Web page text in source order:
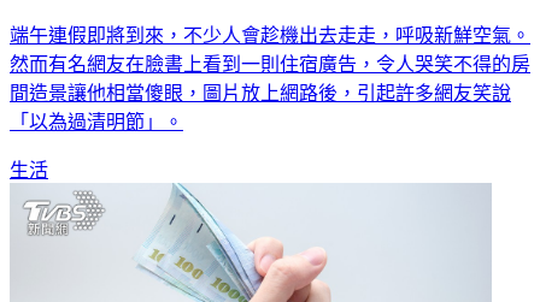
端午連假即將到來，不少人會趁機出去走走，呼吸新鮮空氣。
然而有名網友在臉書上看到一則住宿廣告，令人哭笑不得的房
間造景讓他相當傻眼，圖片放上網路後，引起許多網友笑說
「以為過清明節」。
生活